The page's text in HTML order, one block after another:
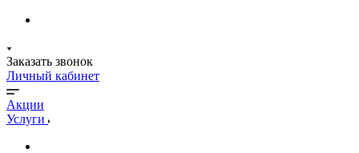
Заказать звонок
Личный кабинет
Акции
Услуги